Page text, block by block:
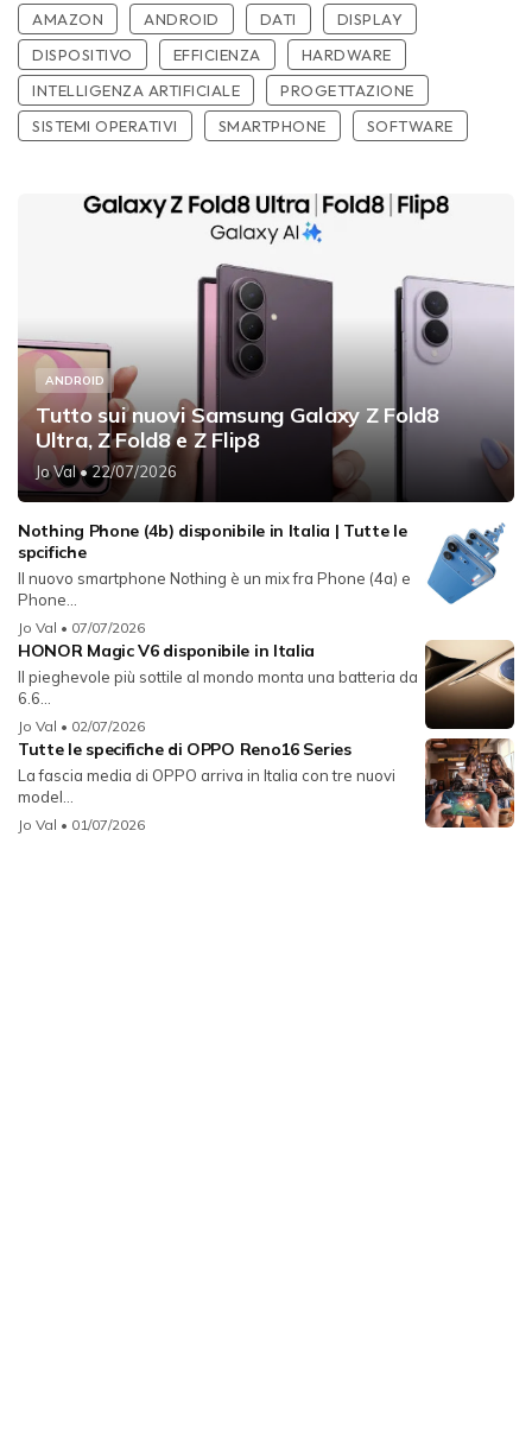
AMAZON ANDROID DATI
DISPLAY
DISPOSITIVO
EFFICIENZA
HARDWARE
INTELLIGENZA ARTIFICIALE
PROGETTAZIONE
SISTEMI OPERATIVI
SMARTPHONE SOFTWARE
ANDROID
Tutto sui nuovi Samsung Galaxy Z Fold8
Ultra, Z Fold8 e Z Flip8
Jo Val• 22/07/2026
Nothing Phone (4b) disponibile in Italia | Tutte le
spcifiche
Il nuovo smartphone Nothing è un mix fra Phone (4a) e
Phone...
Jo Val • 07/07/2026
HONOR Magic V6 disponibile in Italia
Il pieghevole più sottile al mondo monta una batteria da
6.6...
Jo Val • 02/07/2026
Tutte le specifiche di OPPO Reno16 Series
La fascia media di OPPO arriva in Italia con tre nuovi
model...
Jo Val • 01/07/2026